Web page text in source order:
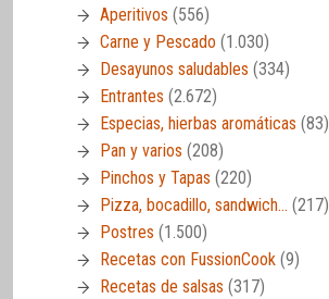
Aperitivos (556)
Carne y Pescado (1.030)
Desayunos saludables (334)
Entrantes (2.672)
Especias, hierbas aromáticas (83)
Pan y varios (208)
Pinchos y Tapas (220)
Pizza, bocadillo, sandwich… (217)
Postres (1.500)
Recetas con FussionCook (9)
Recetas de salsas (317)